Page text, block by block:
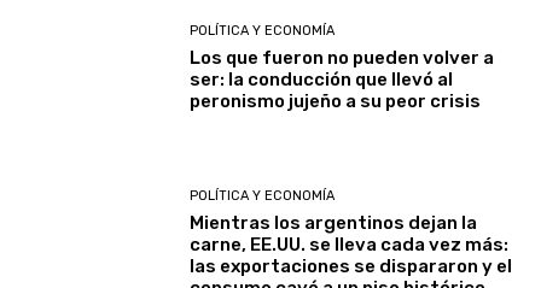
POLÍTICA Y ECONOMÍA
Los que fueron no pueden volver a
ser: la conducción que llevó al
peronismo jujeño a su peor crisis
POLÍTICA Y ECONOMÍA
Mientras los argentinos dejan la
carne, EE.UU. se lleva cada vez más:
las exportaciones se dispararon y el